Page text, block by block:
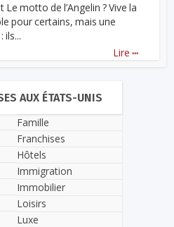
motto de l’Angelin ? Vive la
pour certains, mais une
ils...
Lire ...
AUX ÉTATS-UNIS
Famille
Franchises
Hôtels
Immigration
Immobilier
Loisirs
Luxe